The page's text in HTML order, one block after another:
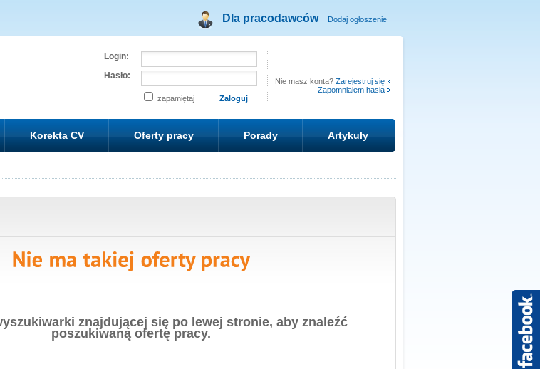
Dla pracodawców Dodaj ogłoszenie
Login:
Hasło:
zapamiętaj
Nie masz konta? Zarejestruj się
Zapomniałem hasła
Korekta CV Oferty pracy Porady Artykuły
znajdującej się po lewej stronie, aby znaleźć
poszukiwaną ofertę pracy.